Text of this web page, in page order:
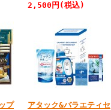
2,500円 (税込)
プ
アタック&バラエティセ